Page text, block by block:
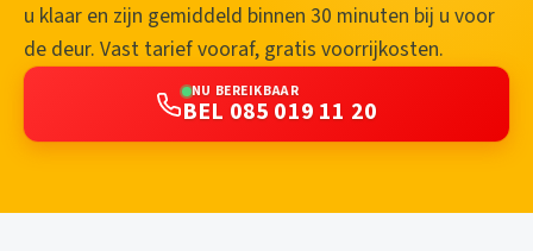
u klaar en zijn gemiddeld binnen 30 minuten bij u voor
de deur. Vast tarief vooraf, gratis voorrijkosten.
NU BEREIKBAAR
BEL 085 019 11 20